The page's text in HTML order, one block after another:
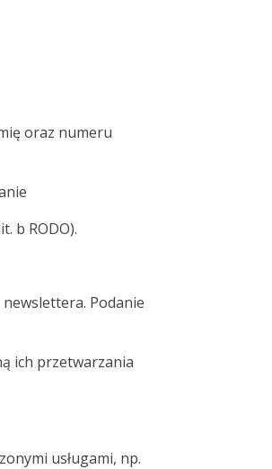
oraz numeru
b RODO).
Podanie
ich przetwarzania
usługami, np.